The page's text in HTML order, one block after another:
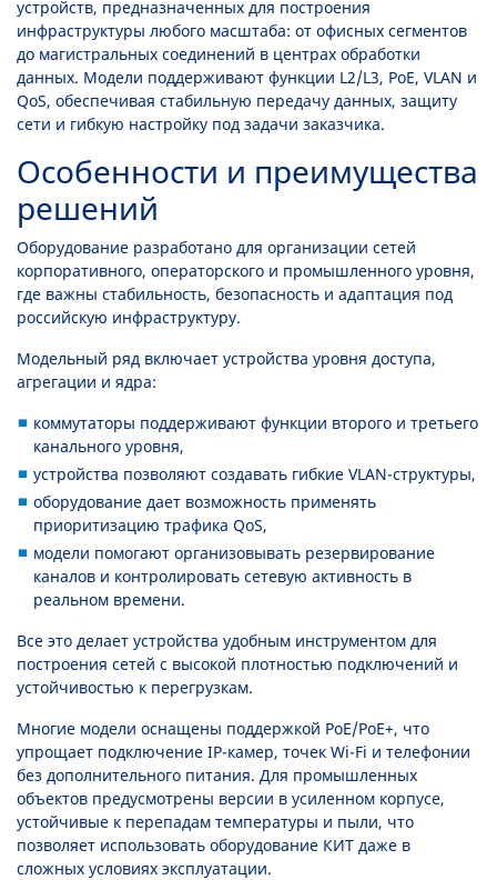
устройств, предназначенных для построения
инфраструктуры любого масштаба: от офисных сегментов
до магистральных соединений в центрах обработки
данных. Модели поддерживают функции L2/L3, PoE, VLAN и
QoS, обеспечивая стабильную передачу данных, защиту
сети и гибкую настройку под задачи заказчика.
Особенности и преимущества
решений
Оборудование разработано для организации сетей
корпоративного, операторского и промышленного уровня,
где важны стабильность, безопасность и адаптация под
российскую инфраструктуру.
Модельный ряд включает устройства уровня доступа,
агрегации и ядра:
коммутаторы поддерживают функции второго и третьего
канального уровня,
устройства позволяют создавать гибкие VLAN-структуры,
оборудование дает возможность применять
приоритизацию трафика QoS,
модели помогают организовывать резервирование
каналов и контролировать сетевую активность в
реальном времени.
Все это делает устройства удобным инструментом для
построения сетей с высокой плотностью подключений и
устойчивостью к перегрузкам.
Многие модели оснащены поддержкой PoE/PoE+, что
упрощает подключение IP-камер, точек Wi-Fi и телефонии
без дополнительного питания. Для промышленных
объектов предусмотрены версии в усиленном корпусе,
устойчивые к перепадам температуры и пыли, что
позволяет использовать оборудование КИТ даже в
сложных условиях эксплуатации.